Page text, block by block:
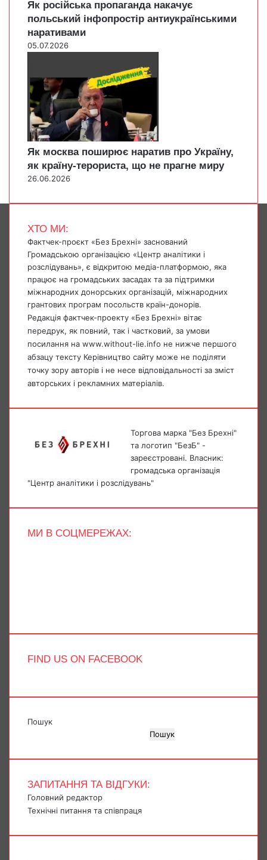
Як російська пропаганда накачує
польський інфопростір антиукраїнськими
наративами
05.07.2026
Як москва поширює наратив про Україну,
як країну-терориста, що не прагне миру
26.06.2026
ХТО МИ:
Фактчек-проєкт «Без Брехні» заснований
Громадською організацією «Центр аналітики і
розслідувань», є відкритою медіа-платформою, яка
працює на громадських засадах та за підтримки
міжнародних донорських організацій, міжнародних
грантових програм посольств країн-донорів.
Редакція фактчек-проекту «Без Брехні» вітає
передрук, як повний, так і частковий, за умови
посилання на www.without-lie.info не нижче першого
абзацу тексту Керівництво сайту може не поділяти
точку зору авторів і не несе відповідальності за зміст
авторських і рекламних матеріалів.
Торгова марка "Без Брехні"
та логотип "БезБ" -
зареєстровані. Власник:
громадська організація
"Центр аналітики і розслідувань"
МИ В СОЦМЕРЕЖАХ:
FIND US ON FACEBOOK
Пошук
Пошук
ЗАПИТАННЯ ТА ВІДГУКИ:
Головний редактор
Технічні питання та співпраця